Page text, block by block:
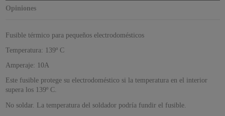
Opiniones
Fusible térmico para pequeños electrodomésticos
Temperatura: 139º C
Amperaje: 10A
Este fusible protege su electrodoméstico si la temperatura en el interior
supera los 139º C.
No soldar. La temperatura del soldador podría fundir el fusible.